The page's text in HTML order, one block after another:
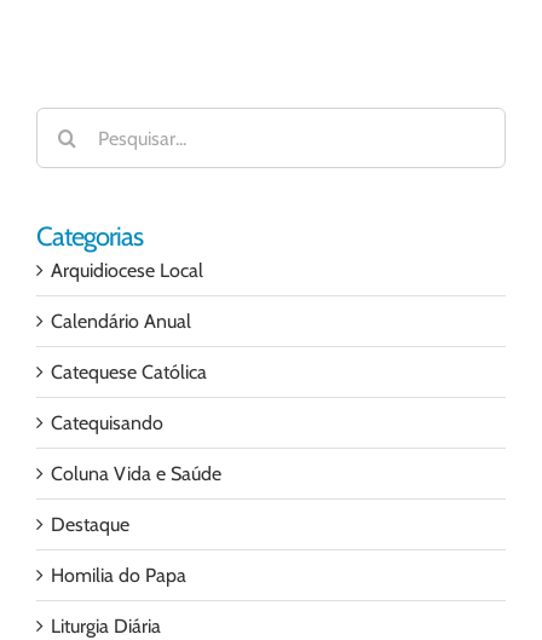
Buscar
resultados
para:
Categorias
Arquidiocese Local
Calendário Anual
Catequese Católica
Catequisando
Coluna Vida e Saúde
Destaque
Homilia do Papa
Liturgia Diária